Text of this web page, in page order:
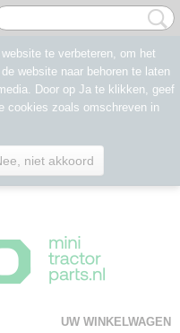
UW WINKELWAGEN
te verbeteren, om het
website naar behoren te laten
Door op Ja te klikken, geef
cookies zoals omschreven in
niet akkoord